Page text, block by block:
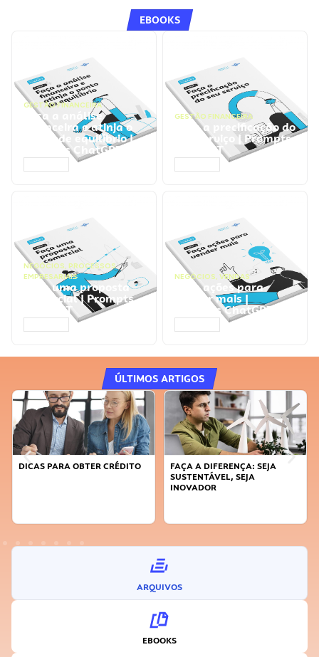
EBOOKS
GESTÃO FINANCEIRA
Faça a análise
financeira e atinja o
ponto de equilíbrio |
Prompts ChatGPT
GESTÃO FINANCEIRA
Faça a precificação do
seu serviço | Prompts
ChatGPT
NEGÓCIOS, PROCESSOS
EMPRESARIAIS
Faça uma proposta
comercial | Prompts
ChatGPT
NEGÓCIOS, VENDAS
Faça ações para
vender mais |
Prompts ChatGPT
ÚLTIMOS ARTIGOS
DICAS PARA OBTER CRÉDITO
FAÇA A DIFERENÇA: SEJA
SUSTENTÁVEL, SEJA
INOVADOR
ARQUIVOS
EBOOKS